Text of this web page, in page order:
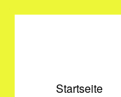
Startseite